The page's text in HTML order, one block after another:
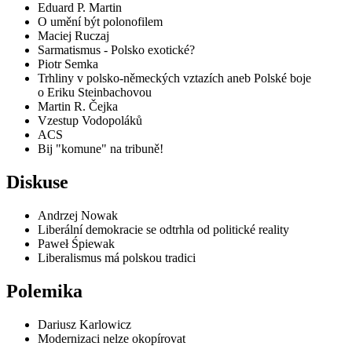
Eduard P. Martin
O umění být polonofilem
Maciej Ruczaj
Sarmatismus - Polsko exotické?
Piotr Semka
Trhliny v polsko-německých vztazích aneb Polské boje
o Eriku Steinbachovou
Martin R. Čejka
Vzestup Vodopoláků
ACS
Bij "komune" na tribuně!
Diskuse
Andrzej Nowak
Liberální demokracie se odtrhla od politické reality
Paweł Śpiewak
Liberalismus má polskou tradici
Polemika
Dariusz Karlowicz
Modernizaci nelze okopírovat